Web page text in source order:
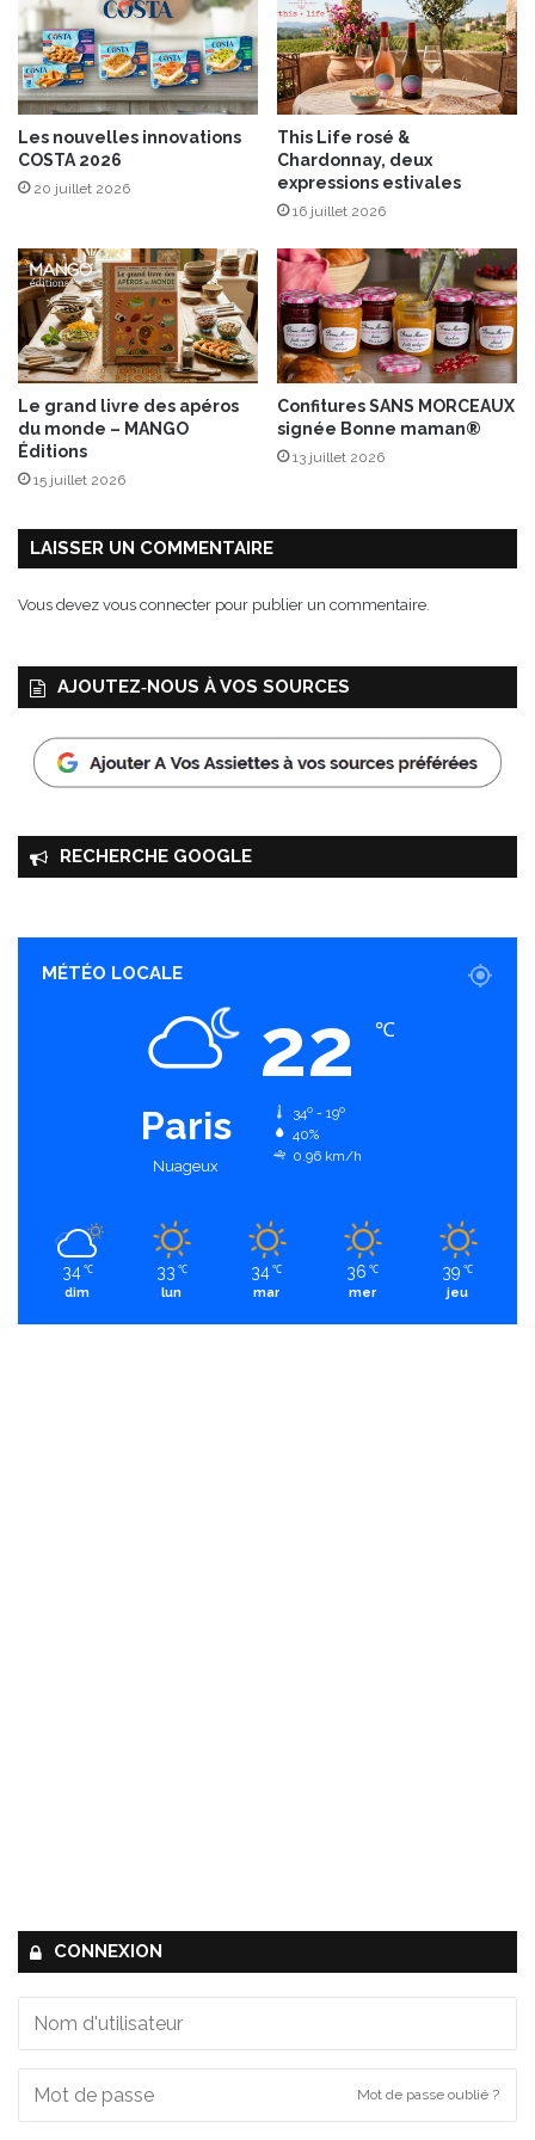
i
f
r
u
t
t
a
F
i
t
s
d
e
b
o
l
e
Les nouvelles innovations
COSTA 2026
20 juillet 2026
This Life rosé &
Chardonnay, deux
expressions estivales
16 juillet 2026
Le grand livre des apéros
du monde – MANGO
Éditions
15 juillet 2026
Confitures SANS MORCEAUX
signée Bonne maman®
13 juillet 2026
LAISSER UN COMMENTAIRE
Vous devez vous connecter pour publier un commentaire.
AJOUTEZ‑NOUS À VOS SOURCES
RECHERCHE GOOGLE
MÉTÉO LOCALE
Paris
Nuageux
22 ℃
34º - 19º
40%
0.96 km/h
34 ℃
dim
33 ℃
lun
34 ℃
mar
36 ℃
mer
39 ℃
jeu
CONNEXION
Mot de passe oublié ?